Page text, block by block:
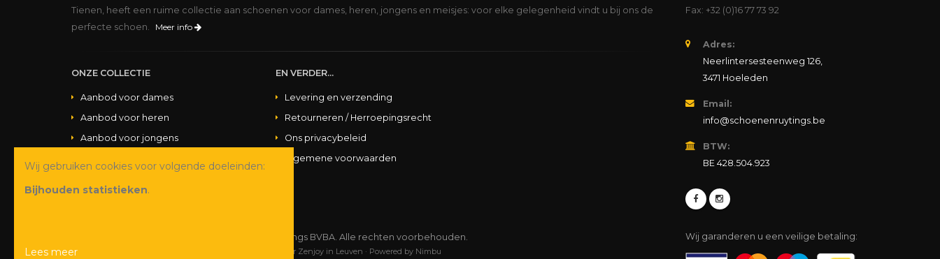
Tienen, heeft een ruime collectie aan schoenen voor dames, heren, jongens en meisjes: voor elke gelegenheid vindt u bij ons de
perfecte schoen.
Meer info
ONZE COLLECTIE
Aanbod voor dames
Aanbod voor heren
Aanbod voor jongens
EN VERDER...
Levering en verzending
Retourneren / Herroepingsrecht
Ons privacybeleid
Algemene voorwaarden
Fax: +32 (0)16 77 73 92
Adres:
Neerlintersesteenweg 126,
3471 Hoeleden
Email:
info@schoenenruytings.be
BTW:
BE 428.504.923
© Copyright 2026 Schoenen Ruytings BVBA. Alle rechten voorbehouden.
door Zenjoy in Leuven · Powered by Nimbu
Wij garanderen u een veilige betaling:
Wij gebruiken cookies voor volgende doeleinden:
Bijhouden statistieken.
Lees meer